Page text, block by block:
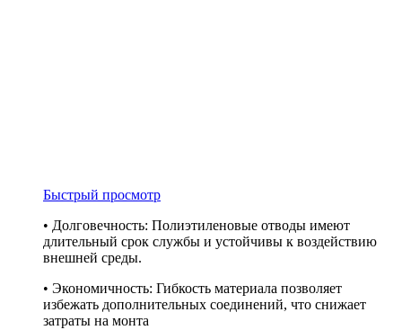
Быстрый просмотр
• Долговечность: Полиэтиленовые отводы имеют
длительный срок службы и устойчивы к воздействию
внешней среды.
• Экономичность: Гибкость материала позволяет
избежать дополнительных соединений, что снижает
затраты на монта